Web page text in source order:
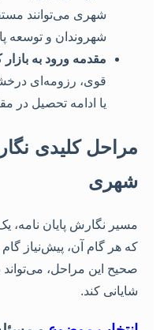
شهری می‌توانند
شهروندان و توسعه
مقدمه ورود به بازار
قوی، رزومه‌ای
یا ادامه تحصیل در
مراحل کلیدی
شهری
مسیر نگارش پایان نامه، یک
که هر گام آن، پیش‌نیاز گام
صحیح این مراحل، می‌تواند به
شایانی کند.